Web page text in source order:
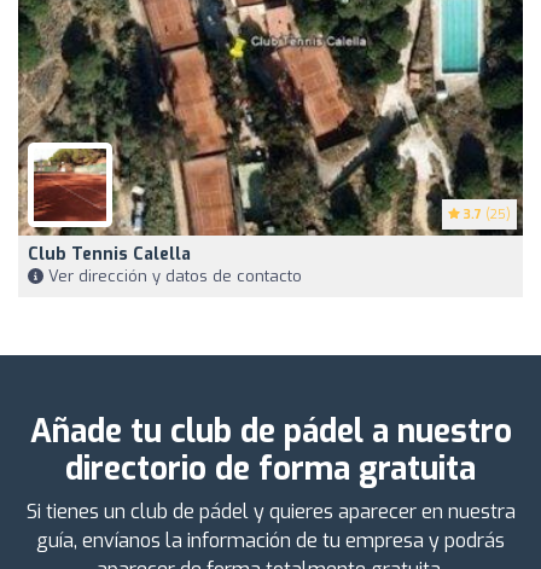
3.7 (25)
Club Tennis Calella
Ver dirección y datos de contacto
Añade tu club de pádel a nuestro
directorio de forma gratuita
Si tienes un club de pádel y quieres aparecer en nuestra
guía, envíanos la información de tu empresa y podrás